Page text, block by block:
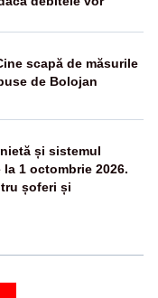
scapă de măsurile
de Bolojan
și sistemul
1 octombrie 2026.
șoferi și